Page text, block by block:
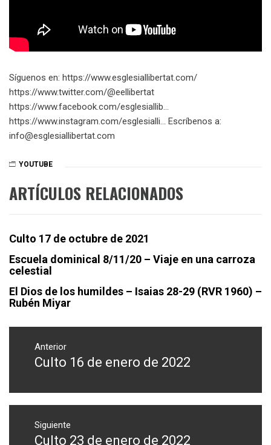
Síguenos en: https://www.esglesiallibertat.com/​​​
https://www.twitter.com/@eellibertat​​​
https://www.facebook.com/esglesiallib…​
https://www.instagram.com/esglesialli…​ Escríbenos a:
info@esglesiallibertat.com
YOUTUBE
ARTÍCULOS RELACIONADOS
Culto 17 de octubre de 2021
Escuela dominical 8/11/20 – Viaje en una carroza
celestial
El Dios de los humildes – Isaias 28-29 (RVR 1960) –
Rubén Miyar
Navegación
entradas
Anterior
Entrada
Culto 16 de enero de 2022
Siguiente
Entrada
Culto 23 de enero de 2022